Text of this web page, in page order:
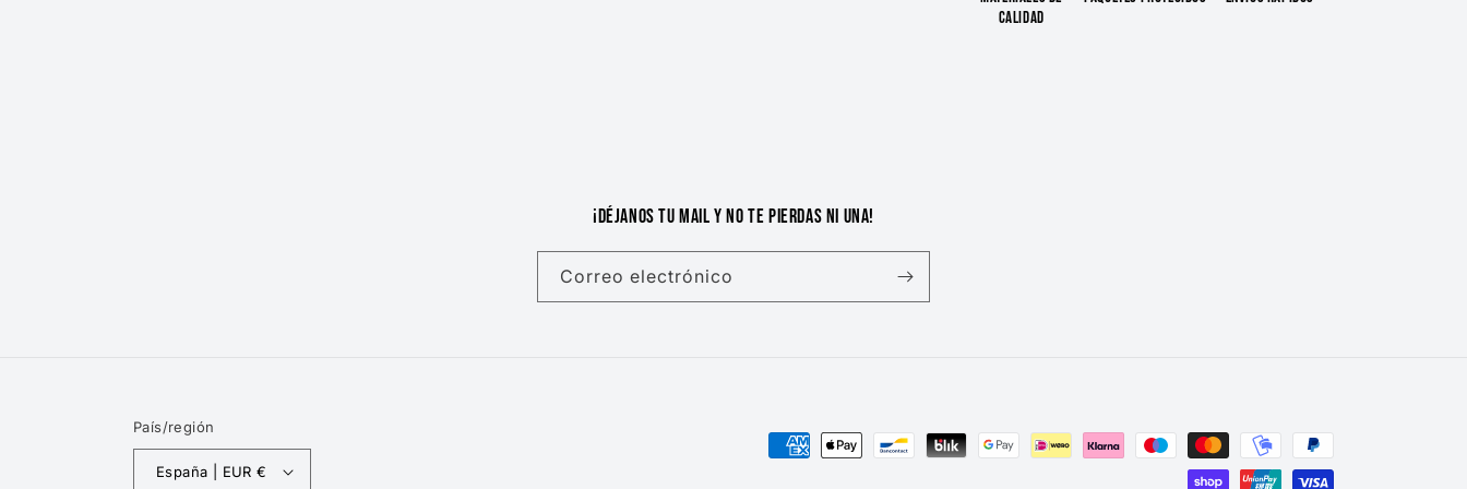
Calidad
¡Déjanos tu mail y no te pierdas ni una!
Correo electrónico
País/región
España | EUR €
Formas